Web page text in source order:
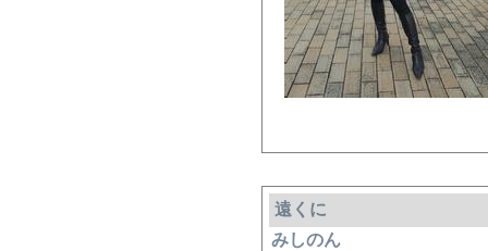
遠くに
みしのん